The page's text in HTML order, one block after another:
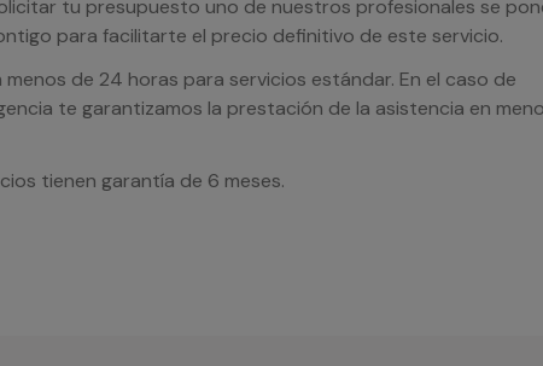
tu presupuesto uno de nuestros profesionales se
para facilitarte el precio definitivo de este servicio.
menos de 24 horas para servicios estándar. En el caso de
te garantizamos la prestación de la asistencia en
tienen garantía de 6 meses.